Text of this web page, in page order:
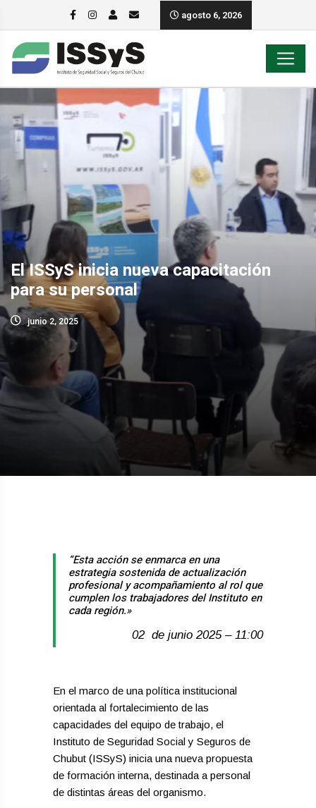
agosto 6, 2026
El ISSyS inicia nueva capacitación
para su personal
junio 2, 2025
“Esta acción se enmarca en una
estrategia sostenida de actualización
profesional y acompañamiento al rol que
cumplen los trabajadores del Instituto en
cada región.»
02 de junio 2025 – 11:00
En el marco de una política institucional
orientada al fortalecimiento de las
capacidades del equipo de trabajo, el
Instituto de Seguridad Social y Seguros de
Chubut (ISSyS) inicia una nueva propuesta
de formación interna, destinada a personal
de distintas áreas del organismo.